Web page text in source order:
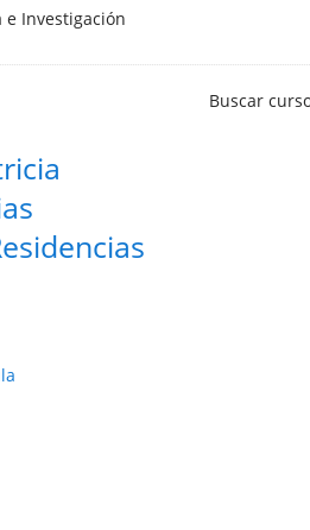
e Investigación
Buscar